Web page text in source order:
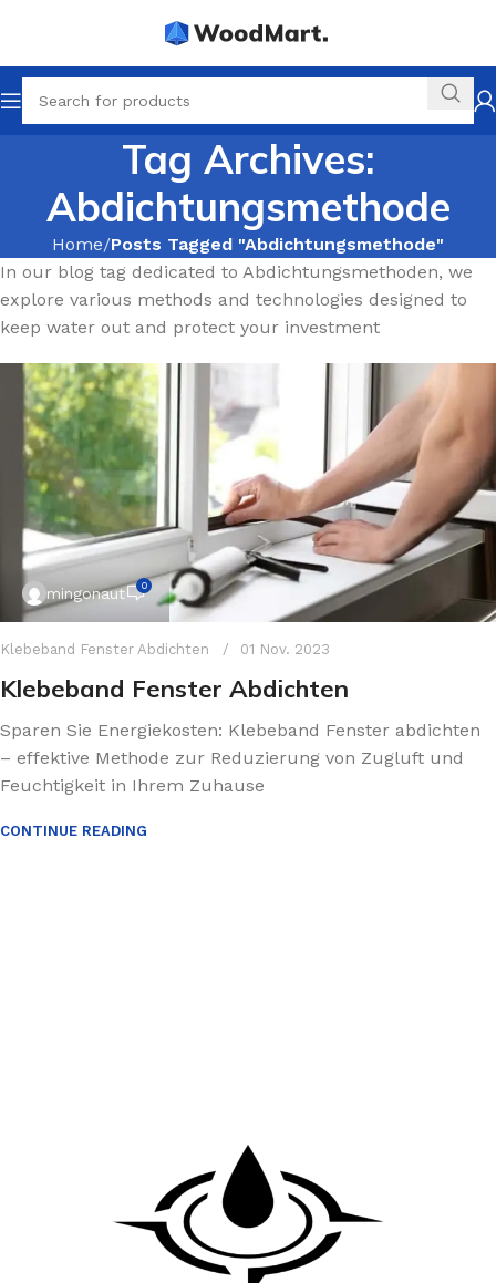
Tag Archives:
Abdichtungsmethode
Home Posts Tagged "Abdichtungsmethode"
In our blog tag dedicated to Abdichtungsmethoden, we
explore various methods and technologies designed to
keep water out and protect your investment
mingonaut 0
Klebeband Fenster Abdichten 01 Nov. 2023
Klebeband Fenster Abdichten
Sparen Sie Energiekosten: Klebeband Fenster abdichten
– effektive Methode zur Reduzierung von Zugluft und
Feuchtigkeit in Ihrem Zuhause
CONTINUE READING